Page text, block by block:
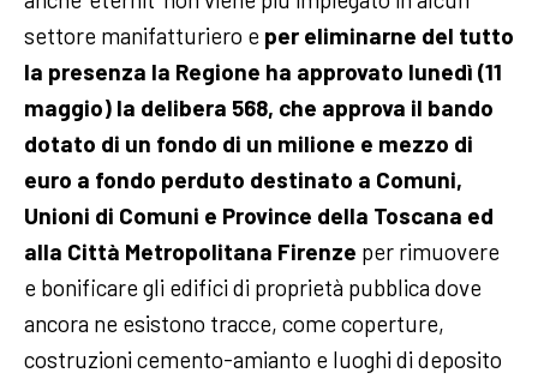
settore manifatturiero e per eliminarne del tutto
la presenza la Regione ha approvato lunedì (11
maggio) la delibera 568, che approva il bando
dotato di un fondo di un milione e mezzo di
euro a fondo perduto destinato a Comuni,
Unioni di Comuni e Province della Toscana ed
alla Città Metropolitana Firenze per rimuovere
e bonificare gli edifici di proprietà pubblica dove
ancora ne esistono tracce, come coperture,
costruzioni cemento-amianto e luoghi di deposito